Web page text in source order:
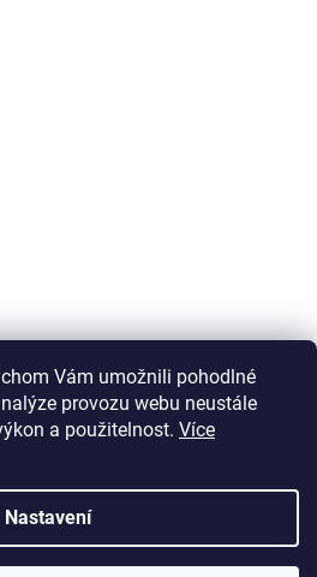
Vám umožnili pohodlné
provozu webu neustále
a použitelnost. Více
Nastavení